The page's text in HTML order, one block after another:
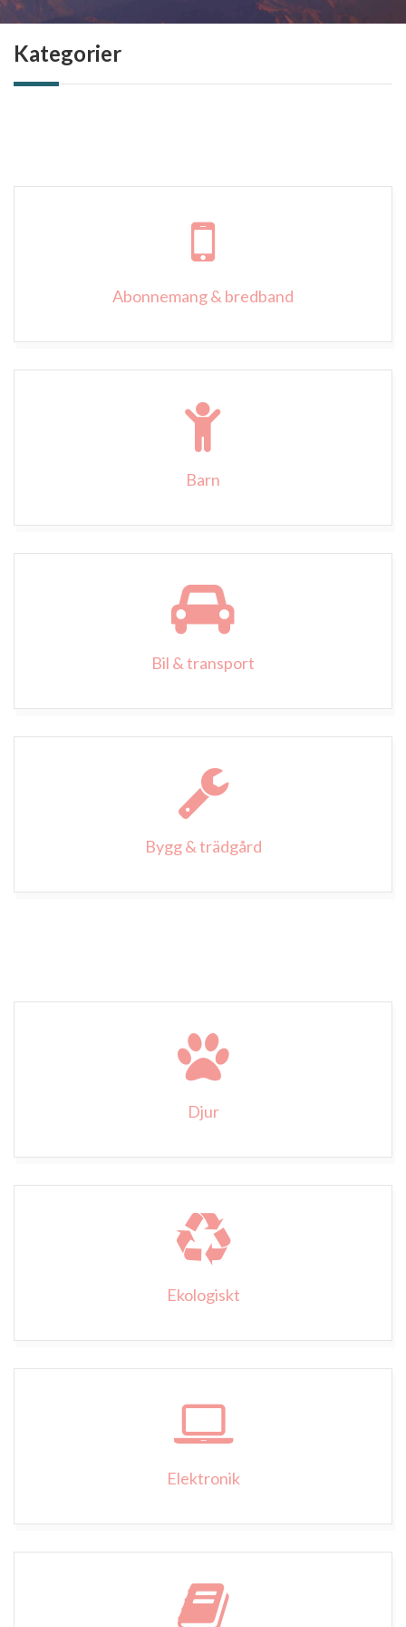
Kategorier
Abonnemang & bredband
Barn
Bil & transport
Bygg & trädgård
Djur
Ekologiskt
Elektronik